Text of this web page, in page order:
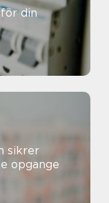
opgange